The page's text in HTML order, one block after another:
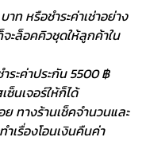
าท หรือชำระค่าเช่าอย่าง
ะล็อคคิวชุดให้ลูกค้าใน
ระค่าประกัน 5500 ฿
นเจอร์ให้ก็ได้
ทางร้านเช็คจำนวนและ
เรื่องโอนเงินคืนค่า